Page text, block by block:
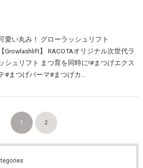
愛い丸み！ グローラッシュリフト
【Growlashlift】 RACOTAオリジナル次世代ラ
シュリフト まつ育を同時に!#まつげエクス
#まつげパーマ#まつげカ…
1 2